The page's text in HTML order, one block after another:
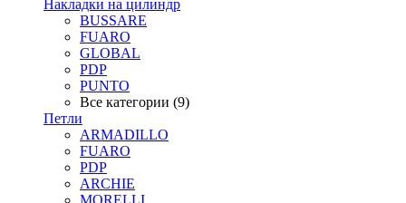
Накладки на цилиндр
BUSSARE
FUARO
GLOBAL
PDP
PUNTO
Все категории (9)
Петли
ARMADILLO
FUARO
PDP
ARCHIE
MORELLI